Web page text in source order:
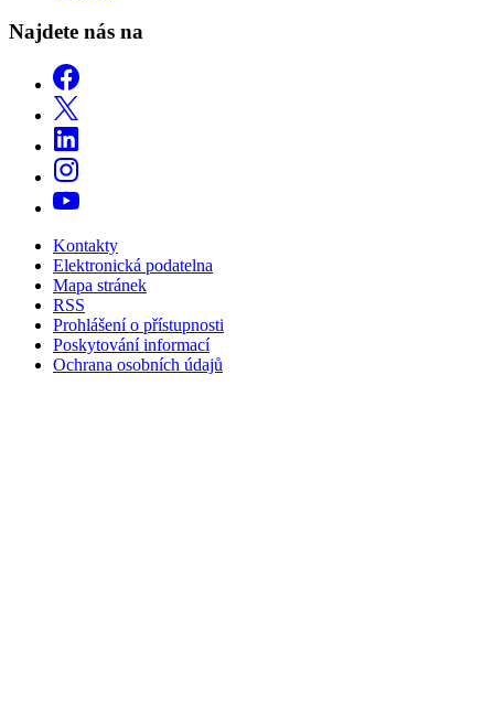
Najdete nás na
Kontakty
Elektronická podatelna
Mapa stránek
RSS
Prohlášení o přístupnosti
Poskytování informací
Ochrana osobních údajů